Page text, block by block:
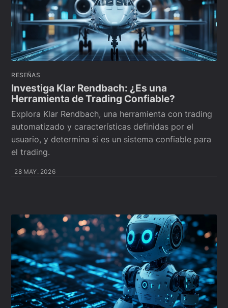
RESEÑAS
Investiga Klar Rendbach: ¿Es una
Herramienta de Trading Confiable?
Explora Klar Rendbach, una herramienta con trading
automatizado y características definidas por el
usuario, y determina si es un sistema confiable para
el trading.
28 MAY. 2026